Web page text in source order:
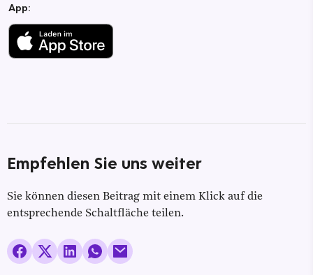
App:
Empfehlen Sie uns weiter
Sie können diesen Beitrag mit einem Klick auf die
entsprechende Schaltfläche teilen.